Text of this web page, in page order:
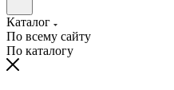
Каталог
По всему сайту
По каталогу